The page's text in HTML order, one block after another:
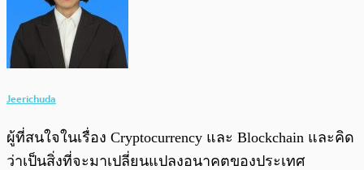
Jeerichuda
ผู้ที่สนใจในเรื่อง Cryptocurrency และ Blockchain และคิด
ว่าเป็นสิ่งที่จะมาเปลี่ยนแปลงอนาคตของประเทศ